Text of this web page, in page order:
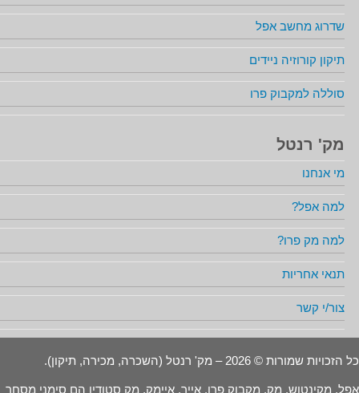
שדרוג מחשב אפל
תיקון קורוזיה ניידים
סוללה למקבוק פרו
מק' רנטל
מי אנחנו
למה אפל?
למה מק פרו?
תנאי אחריות
צור/י קשר
כל הזכויות שמורות © 2026 – מק' רנטל (השכרה, מכירה, תיקון).
אפל, מקינטוש, מק, מקבוק פרו, אייר, איימק, מק סטודיו הם סימני מסחר